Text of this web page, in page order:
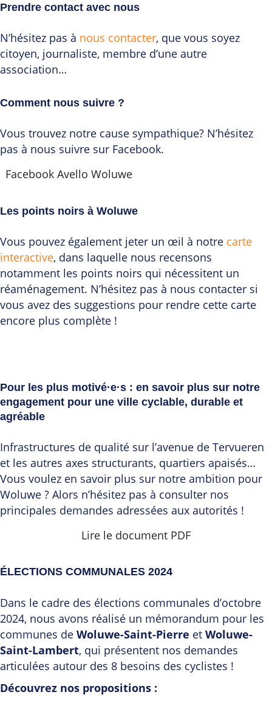
Prendre contact avec nous
N’hésitez pas à nous contacter, que vous soyez
citoyen, journaliste, membre d’une autre
association…
Comment nous suivre ?
Vous trouvez notre cause sympathique? N’hésitez
pas à nous suivre sur Facebook.
Facebook Avello Woluwe
Les points noirs à Woluwe
Vous pouvez également jeter un œil à notre carte
interactive, dans laquelle nous recensons
notamment les points noirs qui nécessitent un
réaménagement. N’hésitez pas à nous contacter si
vous avez des suggestions pour rendre cette carte
encore plus complète !
Pour les plus motivé·e·s : en savoir plus sur notre
engagement pour une ville cyclable, durable et
agréable
Infrastructures de qualité sur l’avenue de Tervueren
et les autres axes structurants, quartiers apaisés…
Vous voulez en savoir plus sur notre ambition pour
Woluwe ? Alors n’hésitez pas à consulter nos
principales demandes adressées aux autorités !
Lire le document PDF
ÉLECTIONS COMMUNALES 2024
Dans le cadre des élections communales d’octobre
2024, nous avons réalisé un mémorandum pour les
communes de Woluwe-Saint-Pierre et Woluwe-
Saint-Lambert, qui présentent nos demandes
articulées autour des 8 besoins des cyclistes !
Découvrez nos propositions :